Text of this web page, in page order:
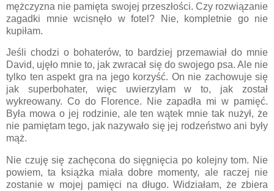
mężczyzna nie pamięta swojej przeszłości. Czy rozwiązanie
zagadki mnie wcisnęło w fotel? Nie, kompletnie go nie
kupiłam.
Jeśli chodzi o bohaterów, to bardziej przemawiał do mnie
David, ujęło mnie to, jak zwracał się do swojego psa. Ale nie
tylko ten aspekt gra na jego korzyść. On nie zachowuje się
jak superbohater, więc uwierzyłam w to, jak został
wykreowany. Co do Florence. Nie zapadła mi w pamięć.
Była mowa o jej rodzinie, ale ten wątek mnie tak nużył, że
nie pamiętam tego, jak nazywało się jej rodzeństwo ani były
mąż.
Nie czuję się zachęcona do sięgnięcia po kolejny tom. Nie
powiem, ta książka miała dobre momenty, ale raczej nie
zostanie w mojej pamięci na długo. Widziałam, że zbiera